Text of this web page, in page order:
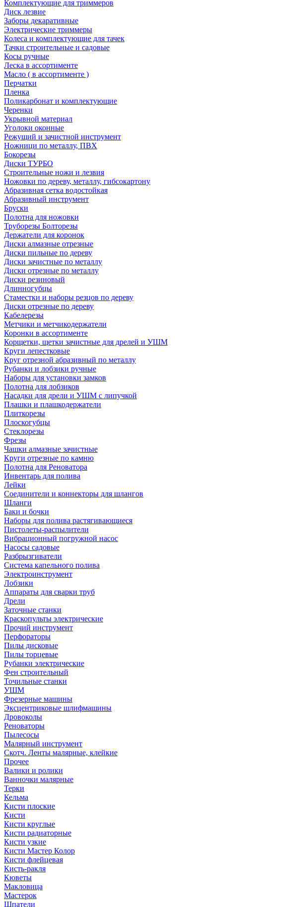
Комплектующие для триммеров
Диск лезвие
Заборы декаративные
Электрические триммеры
Колеса и комплектующие для тачек
Тачки строительные и садовые
Косы ручные
Леска в ассортименте
Масло ( в ассортименте )
Перчатки
Пленка
Поликарбонат и комплектующие
Черенки
Укрывной материал
Уголоки оконные
Режущий и зачистной инструмент
Ножници по металлу, ПВХ
Бокорезы
Диски ТУРБО
Строительные ножи и лезвия
Ножовки по дереву, металлу, гибсокартону
Абразивная сетка водостойкая
Абразивный инструмент
Бруски
Полотна для ножовки
Труборезы Болторезы
Держатели для коронок
Диски алмазные отрезные
Диски пильные по дереву
Диски зачистные по металлу
Диски отрезные по металлу
Диски резиновый
Длинногубцы
Стаместки и наборы резцов по дереву
Диски отрезные по дереву
Кабелерезы
Метчики и метчикодержатели
Коронки в ассортименте
Корщетки, щетки зачистные для дрелей и УШМ
Круги лепестковые
Круг отрезной абразивный по металлу
Рубанки и лобзики ручные
Наборы для установки замков
Полотна для лобзиков
Насадки для дрели и УШМ с липучкой
Плашки и плашкодержатели
Плиткорезы
Плоскогубцы
Стеклорезы
Фрезы
Чашки алмазные зачистные
Круги отрезные по камню
Полотна для Реноватора
Инвентарь для полива
Лейки
Соединители и коннекторы для шлангов
Шланги
Баки и бочки
Наборы для полива растягивающиеся
Пистолеты-распылители
Вибрационный погружной насос
Насосы садовые
Разбрызгиватели
Система капельного полива
Электроинструмент
Лобзики
Аппараты для сварки труб
Дрели
Заточные станки
Краскопульты электрические
Прочий инструмент
Перфораторы
Пилы дисковые
Пилы торцевые
Рубанки электрические
Фен строительный
Точильные станки
УШМ
Фрезерные машины
Эксцентриковые шлифмашины
Дровоколы
Реноваторы
Пылесосы
Малярный инструмент
Скотч. Ленты малярные, клейкие
Прочее
Валики и ролики
Ванночки малярные
Терки
Кельма
Кисти плоские
Кисти
Кисти круглые
Кисти радиаторные
Кисти узкие
Кисти Мастер Колор
Кисти флейцевая
Кисть-ракля
Кюветы
Макловица
Мастерок
Шпатели